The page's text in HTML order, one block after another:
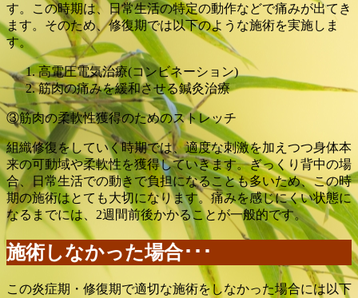
す。この時期は、日常生活の特定の動作などで痛みが出てき
ます。そのため、修復期では以下のような施術を実施しま
す。
高電圧電気治療(コンビネーション)
筋肉の痛みを緩和させる鍼灸治療
③筋肉の柔軟性獲得のためのストレッチ
組織修復をしていく時期では、適度な刺激を加えつつ身体本
来の可動域や柔軟性を獲得していきます。ぎっくり背中の場
合、日常生活での動きで負担になることも多いため、この時
期の施術はとても大切になります。痛みを感じにくい状態に
なるまでには、2週間前後かかることが一般的です。
施術しなかった場合･･･
この炎症期・修復期で適切な施術をしなかった場合には以下